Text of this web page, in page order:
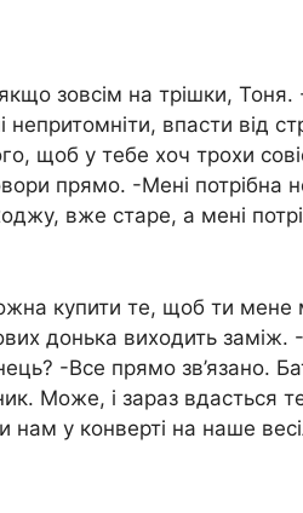
зовсім на трішки, Тоня.
впасти від
щоб у тебе хоч трохи
прямо. -Мені потрібна
вже старе, а мені
купити те, щоб ти мене
донька виходить заміж.
-Все прямо зв’язано.
Може, і зараз вдасться
нам у конверті на наше